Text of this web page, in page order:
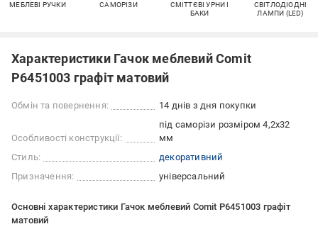
МЕБЛЕВІ РУЧКИ САМОРІЗИ
СМІТТЄВІ УРНИ І
БАКИ
СВІТЛОДІОДНІ
ЛАМПИ (LED)
Характеристики Гачок меблевий Comit
P6451003 графіт матовий
Обмін та повернення: 14 днів з дня покупки
Особливості конструкції:
під саморізи розміром 4,2х32
мм
Стиль:
декоративний
Призначення:
універсальний
Основні характеристики Гачок меблевий Comit P6451003 графіт
матовий